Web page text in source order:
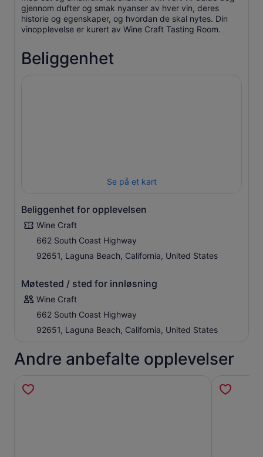
gjennom dufter og smak nyanser av hver vin, deres
historie og egenskaper, og hvordan de skal nytes. Din
vinopplevelse er kurert av Wine Craft Tasting Room.
Beliggenhet
Se på et kart
Beliggenhet for opplevelsen
Wine Craft
662 South Coast Highway
92651, Laguna Beach, California, United States
Møtested / sted for innløsning
Wine Craft
662 South Coast Highway
92651, Laguna Beach, California, United States
Andre anbefalte opplevelser